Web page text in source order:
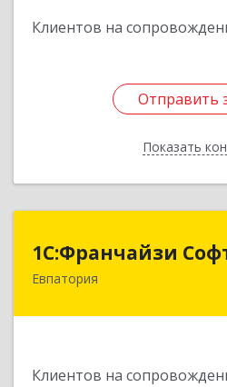
Клиентов на
Отправить
Показать
Отправить
Назад
1С:Франчайзи
Евпатория
Клиентов на
1С:Франчайзи
297407, Крым Респ,